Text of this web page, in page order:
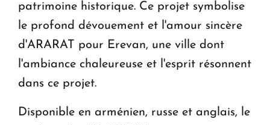
patrimoine historique. Ce projet symbolise
le profond dévouement et l'amour sincère
d'ARARAT pour Erevan, une ville dont
l'ambiance chaleureuse et l'esprit résonnent
dans ce projet.
Disponible en arménien, russe et anglais, le